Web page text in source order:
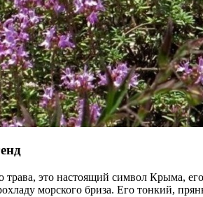
трава, это настоящий символ Крыма,
морского бриза. Его тонкий,